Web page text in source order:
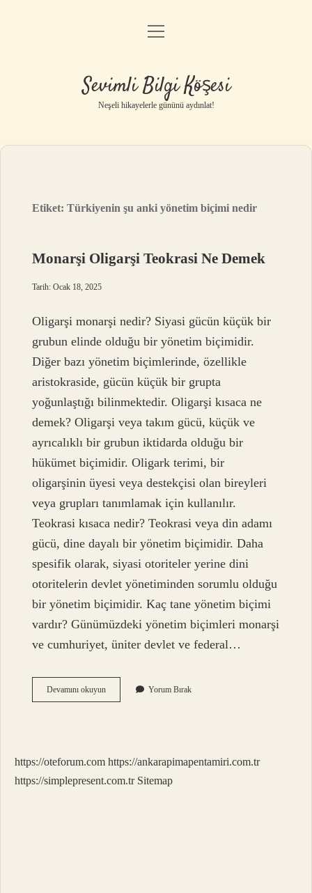
Anasayfa
Yasal Uyarı
menüyü
Sevimli Bilgi Köşesi
Neşeli hikayelerle gününü aydınlat!
Etiket:Türkiyenin şu anki yönetim biçimi nedir
Monarşi Oligarşi Teokrasi Ne Demek
Tarih: Ocak 18, 2025
Oligarşi monarşi nedir? Siyasi gücün küçük bir
grubun elinde olduğu bir yönetim biçimidir.
Diğer bazı yönetim biçimlerinde, özellikle
aristokraside, gücün küçük bir grupta
yoğunlaştığı bilinmektedir. Oligarşi kısaca ne
demek? Oligarşi veya takım gücü, küçük ve
ayrıcalıklı bir grubun iktidarda olduğu bir
hükümet biçimidir. Oligark terimi, bir
oligarşinin üyesi veya destekçisi olan bireyleri
veya grupları tanımlamak için kullanılır.
Teokrasi kısaca nedir? Teokrasi veya din adamı
gücü, dine dayalı bir yönetim biçimidir. Daha
spesifik olarak, siyasi otoriteler yerine dini
otoritelerin devlet yönetiminden sorumlu olduğu
bir yönetim biçimidir. Kaç tane yönetim biçimi
vardır? Günümüzdeki yönetim biçimleri monarşi
ve cumhuriyet, üniter devlet ve federal…
Devamını okuyunMonarşi
Oligarşi
Yorum Bırak
https://oteforum.com https://ankarapimapentamiri.com.tr
https://simplepresent.com.tr Sitemap